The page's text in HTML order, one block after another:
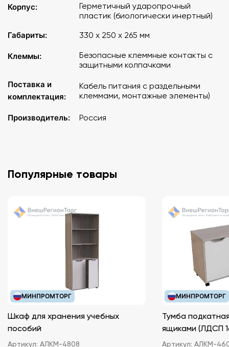
Корпус:
Герметичный ударопрочный
пластик (биологически инертный)
Габариты:
330 х 250 х 265 мм
Клеммы:
Безопасные клеммные контакты с
защитными колпачками
Поставка и
комплектация:
Кабель питания с раздельными
клеммами, монтажные элементы)
Производитель: Россия
Популярные товары
МИНПРОМТОРГ
Шкаф для хранения учебных
пособий
Артикул: АЛКМ-4808
МИНПРОМТОРГ
Тумба
ящиками
Артикул: АЛКМ-